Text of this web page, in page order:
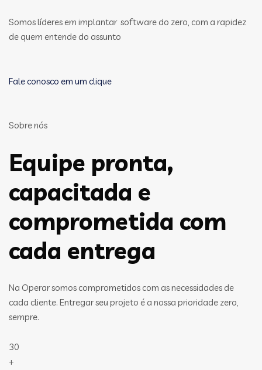
Somos líderes em implantar software do zero, com a rapidez
de quem entende do assunto
Fale conosco em um clique
Sobre nós
Equipe pronta,
capacitada e
comprometida com
cada entrega
Na Operar somos comprometidos com as necessidades de
cada cliente. Entregar seu projeto é a nossa prioridade zero,
sempre.
30
+